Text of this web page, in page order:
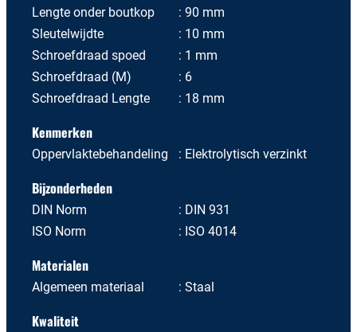
Lengte onder boutkop
90 mm
Sleutelwijdte
10 mm
Schroefdraad spoed
1 mm
Schroefdraad (M)
6
Schroefdraad Lengte
18 mm
Kenmerken
Oppervlaktebehandeling Elektrolytisch verzinkt
Bijzonderheden
DIN Norm
DIN 931
ISO Norm
ISO 4014
Materialen
Algemeen materiaal Staal
Kwaliteit